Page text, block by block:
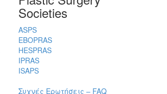
Societies
ASPS
EBOPRAS
HESPRAS
IPRAS
ISAPS
Συχνές Ερωτήσεις – FAQ